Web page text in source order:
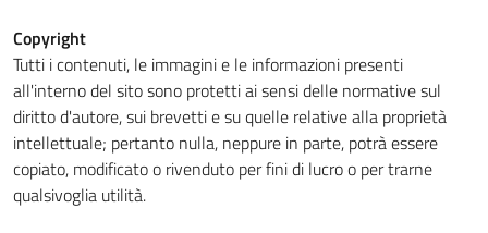
Copyright
Tutti i contenuti, le immagini e le informazioni presenti
all'interno del sito sono protetti ai sensi delle normative sul
diritto d'autore, sui brevetti e su quelle relative alla proprietà
intellettuale; pertanto nulla, neppure in parte, potrà essere
copiato, modificato o rivenduto per fini di lucro o per trarne
qualsivoglia utilità.